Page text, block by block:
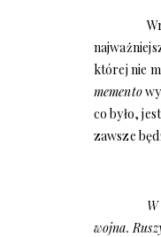
której nie
memento
co było,
zawsze
wojna.